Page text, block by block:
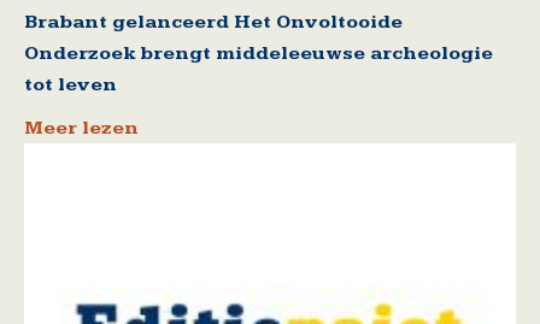
Brabant gelanceerd Het Onvoltooide
Onderzoek brengt middeleeuwse archeologie
tot leven
Meer lezen